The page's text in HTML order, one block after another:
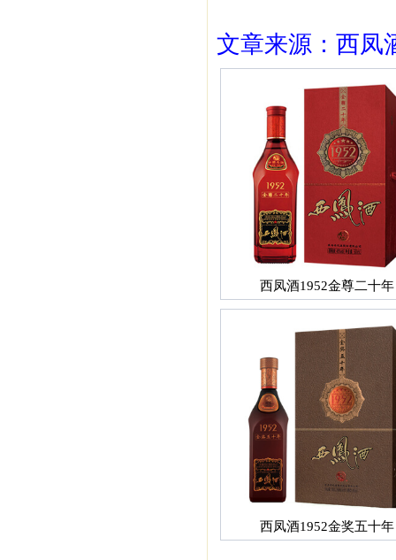
文章来源：西凤
西凤酒1952金尊二十年
西凤酒1952金奖五十年